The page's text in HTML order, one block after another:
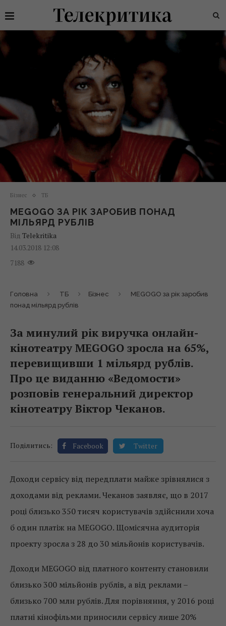
Бізнес ТБ
MEGOGO ЗА РІК ЗАРОБИВ ПОНАД
МІЛЬЯРД РУБЛІВ
Від Telekritika
14.03.2018 12:08
7188
Головна ТБ Бізнес
MEGOGO за рік заробив
понад мільярд рублів
За минулий рік виручка онлайн-
кінотеатру MEGOGO зросла на 65%,
перевищивши 1 мільярд рублів.
Про це виданню «Ведомости»
розповів генеральний директор
кінотеатру Віктор Чеканов.
Поділитись: Facebook Twitter
Доходи сервісу від передплати майже зрівнялися з
доходами від реклами. Чеканов заявляє, що в 2017
році близько 350 тисяч користувачів здійснили хоча
б один платіж на MEGOGO. Щомісячна аудиторія
проекту зросла з 28 до 30 мільйонів користувачів.
Доходи MEGOGO від платного контенту становили
близько 300 мільйонів рублів, а від реклами –
близько 700 млн рублів. Для порівняння, у 2016 році
платні кінофільми приносили сервісу лише 20%